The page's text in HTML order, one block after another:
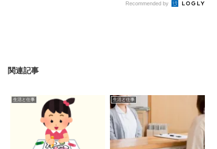
Recommended by
関連記事
生活と仕事 生活と仕事